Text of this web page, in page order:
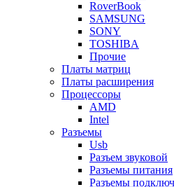
RoverBook
SAMSUNG
SONY
TOSHIBA
Прочие
Платы матриц
Платы расширения
Процессоры
AMD
Intel
Разъемы
Usb
Разъем звуковой
Разъемы питания
Разъемы